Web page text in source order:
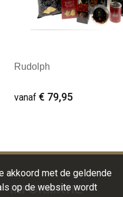
Rudolph
vanaf€ 79,95
INFORMATIE
akkoord met de geldende
op de website wordt